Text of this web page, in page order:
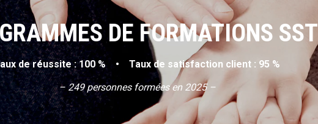
DE FORMATIONS SST
de réussite : 100 % • Taux de satisfaction client : 95 %
– 249 personnes formées en 2025 –